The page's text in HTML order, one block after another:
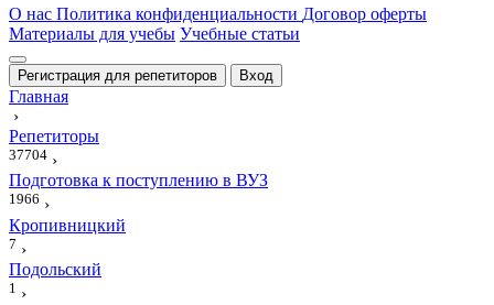
О нас Политика конфиденциальности Договор оферты
Материалы для учебы Учебные статьи
Регистрация для репетиторов Вход
Главная
›
Репетиторы
37704 ›
Подготовка к поступлению в ВУЗ
1966 ›
Кропивницкий
7 ›
Подольский
1 ›